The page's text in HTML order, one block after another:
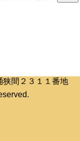
狭間２３１１番地